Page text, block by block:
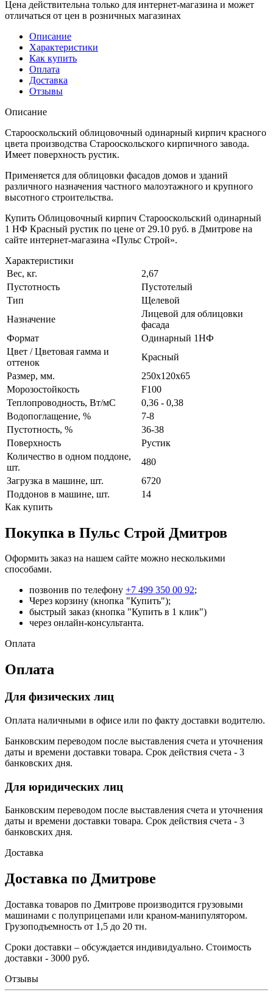
Цена действительна только для интернет-магазина и может
отличаться от цен в розничных магазинах
Описание
Характеристики
Как купить
Оплата
Доставка
Отзывы
Описание
Старооскольский облицовочный одинарный кирпич красного
цвета производства Старооскольского кирпичного завода.
Имеет поверхность рустик.
Применяется для облицовки фасадов домов и зданий
различного назначения частного малоэтажного и крупного
высотного строительства.
Купить Облицовочный кирпич Старооскольский одинарный
1 НФ Красный рустик по цене от 29.10 руб. в Дмитрове на
сайте интернет-магазина «Пульс Строй».
Характеристики
Вес, кг.
2,67
Пустотность
Пустотелый
Тип
Щелевой
Назначение
Лицевой для облицовки
фасада
Формат
Одинарный 1НФ
Цвет / Цветовая гамма и
оттенок
Красный
Размер, мм.
250х120х65
Морозостойкость
F100
Теплопроводность, Вт/мC
0,36 - 0,38
Водопоглащение, %
7-8
Пустотность, %
36-38
Поверхность
Рустик
Количество в одном поддоне,
шт.
480
Загрузка в машине, шт.
6720
Поддонов в машине, шт.
14
Как купить
Покупка в Пульс Строй Дмитров
Оформить заказ на нашем сайте можно несколькими
способами.
позвонив по телефону +7 499 350 00 92;
Через корзину (кнопка "Купить");
быстрый заказ (кнопка "Купить в 1 клик")
через онлайн-консультанта.
Оплата
Оплата
Для физических лиц
Оплата наличными в офисе или по факту доставки водителю.
Банковским переводом после выставления счета и уточнения
даты и времени доставки товара. Срок действия счета - 3
банковских дня.
Для юридических лиц
Банковским переводом после выставления счета и уточнения
даты и времени доставки товара. Срок действия счета - 3
банковских дня.
Доставка
Доставка по Дмитрове
Доставка товаров по Дмитрове производится грузовыми
машинами с полуприцепами или краном-манипулятором.
Грузоподъемность от 1,5 до 20 тн.
Сроки доставки – обсуждается индивидуально. Стоимость
доставки - 3000 руб.
Отзывы